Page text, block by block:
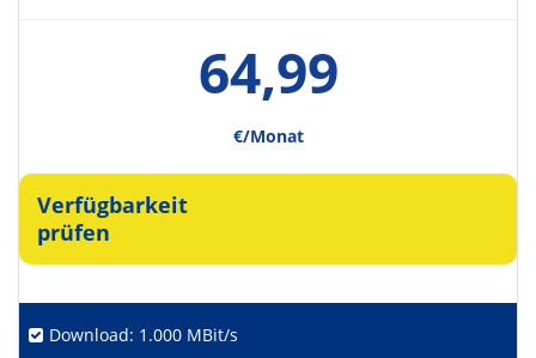
64,99
€/Monat
Verfügbarkeit
prüfen
Download: 1.000 MBit/s